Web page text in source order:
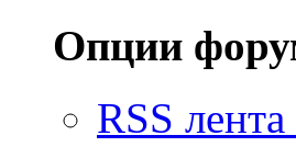
Опции
RSS лента